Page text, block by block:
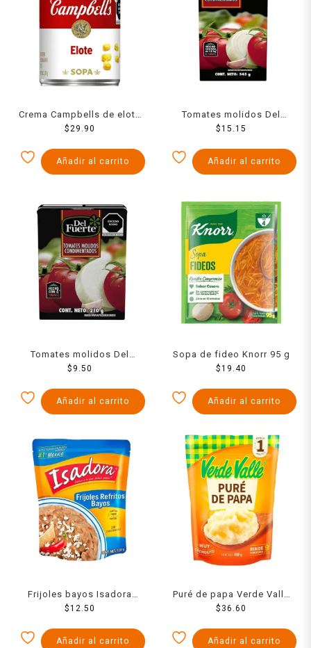
Crema Campbells de elote
300 g
$29.90
Añadir al carrito
Tomates molidos Del
Fuerte condimentados 345
$15.15
Añadir al carrito
Tomates molidos Del
Fuerte condimentados 210
$ 9.50
Añadir al carrito
Sopa de fideo Knorr 95 g
$19.40
Añadir al carrito
Frijoles bayos Isadora
refritos en bolsa 220 g
$12.50
Añadir al carrito
Puré de papa Verde Valle
160 g
$ 36.60
Añadir al carrito